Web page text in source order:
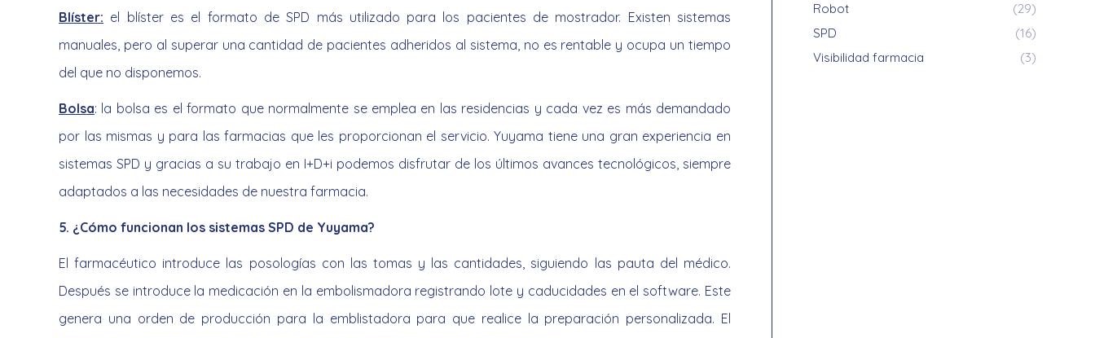
Blíster: el blíster es el formato de SPD más utilizado para los pacientes de mostrador. Existen sistemas
manuales, pero al superar una cantidad de pacientes adheridos al sistema, no es rentable y ocupa un tiempo
del que no disponemos.
Bolsa: la bolsa es el formato que normalmente se emplea en las residencias y cada vez es más demandado
por las mismas y para las farmacias que les proporcionan el servicio. Yuyama tiene una gran experiencia en
sistemas SPD y gracias a su trabajo en I+D+i podemos disfrutar de los últimos avances tecnológicos, siempre
adaptados a las necesidades de nuestra farmacia.
5. ¿Cómo funcionan los sistemas SPD de Yuyama?
El farmacéutico introduce las posologías con las tomas y las cantidades, siguiendo las pauta del médico.
Después se introduce la medicación en la embolismadora registrando lote y caducidades en el software. Este
genera una orden de producción para la emblistadora para que realice la preparación personalizada. El
Robot
(29)
SPD
(16)
Visibilidad farmacia
(3)